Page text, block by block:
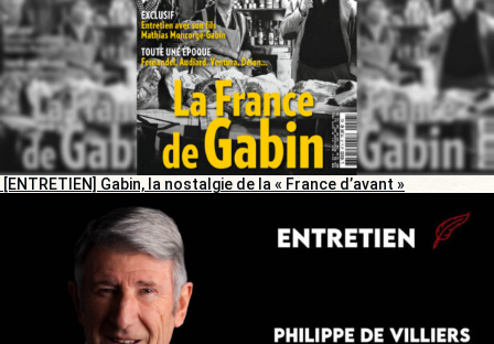
[ENTRETIEN] Gabin, la nostalgie de la « France d’avant »